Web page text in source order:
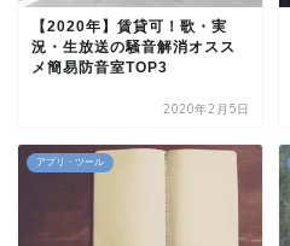
【2020年】賃貸可！歌・実
況・生放送の騒音解消オスス
メ簡易防音室TOP3
2020年2月5日
アプリ・ツール